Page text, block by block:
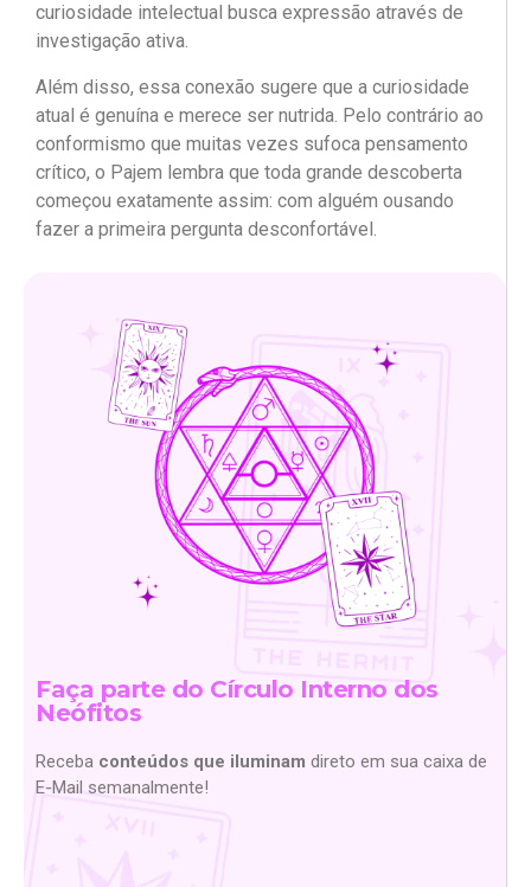
curiosidade intelectual busca expressão através de
investigação ativa.
Além disso, essa conexão sugere que a curiosidade
atual é genuína e merece ser nutrida. Pelo contrário ao
conformismo que muitas vezes sufoca pensamento
crítico, o Pajem lembra que toda grande descoberta
começou exatamente assim: com alguém ousando
fazer a primeira pergunta desconfortável.
Faça parte do Círculo Interno dos
Neófitos
Receba conteúdos que iluminam direto em sua caixa de
E-Mail semanalmente!